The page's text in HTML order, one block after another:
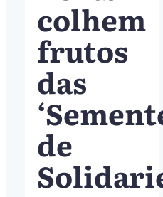
colhem
frutos
das
de